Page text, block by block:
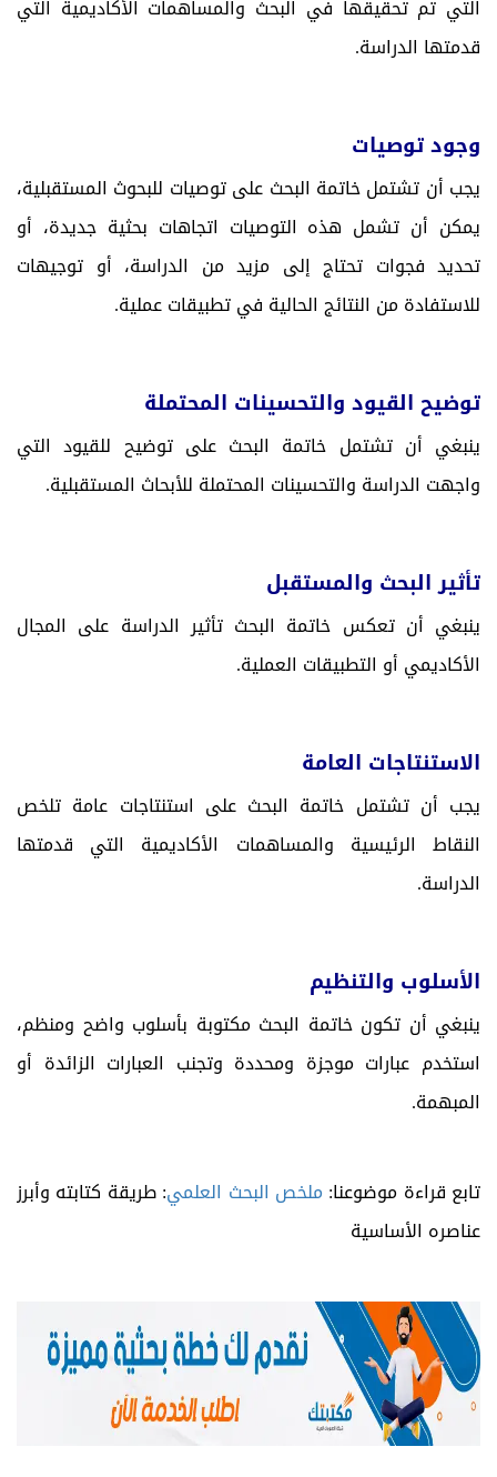
التي تم تحقيقها في البحث والمساهمات الأكاديمية التي
قدمتها الدراسة.
وجود توصيات
يجب أن تشتمل خاتمة البحث على توصيات للبحوث المستقبلية،
يمكن أن تشمل هذه التوصيات اتجاهات بحثية جديدة، أو
تحديد فجوات تحتاج إلى مزيد من الدراسة، أو توجيهات
للاستفادة من النتائج الحالية في تطبيقات عملية.
توضيح القيود والتحسينات المحتملة
ينبغي أن تشتمل خاتمة البحث على توضيح للقيود التي
واجهت الدراسة والتحسينات المحتملة للأبحاث المستقبلية.
تأثير البحث والمستقبل
ينبغي أن تعكس خاتمة البحث تأثير الدراسة على المجال
الأكاديمي أو التطبيقات العملية.
الاستنتاجات العامة
يجب أن تشتمل خاتمة البحث على استنتاجات عامة تلخص
النقاط الرئيسية والمساهمات الأكاديمية التي قدمتها
الدراسة.
الأسلوب والتنظيم
ينبغي أن تكون خاتمة البحث مكتوبة بأسلوب واضح ومنظم،
استخدم عبارات موجزة ومحددة وتجنب العبارات الزائدة أو
المبهمة.
تابع قراءة موضوعنا: ملخص البحث العلمي: طريقة كتابته وأبرز
عناصره الأساسية